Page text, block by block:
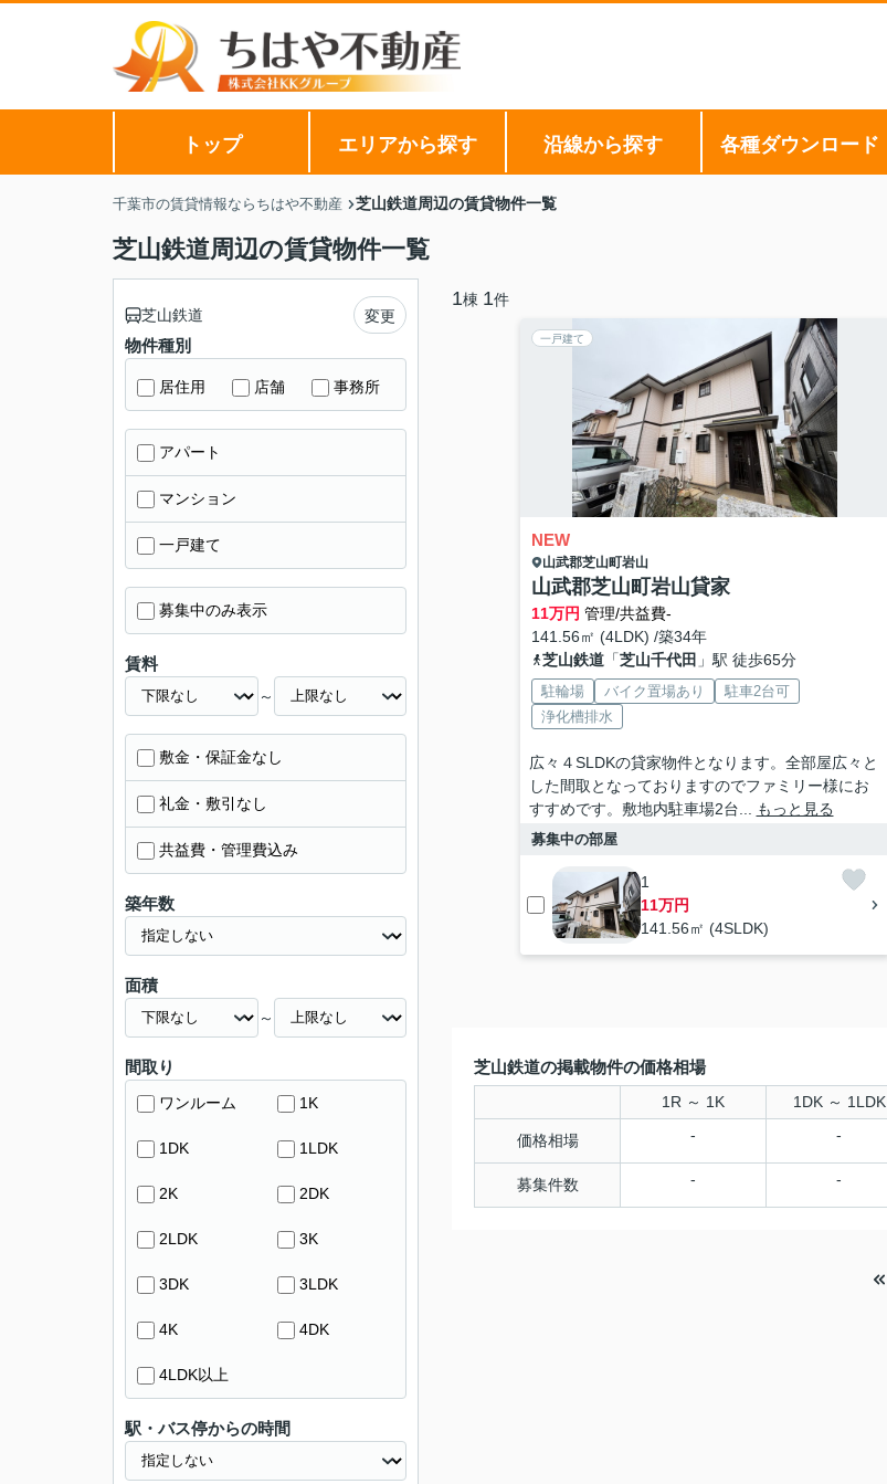
トップ エリアから探す 沿線から探す 各種ダウンロード
千葉市の賃貸情報ならちはや不動産 芝山鉄道周辺の賃貸物件一覧
芝山鉄道周辺の賃貸物件一覧
1棟 1件
一戸建て
NEW
山武郡芝山町岩山
山武郡芝山町岩山貸家
11万円 管理/共益費-
141.56㎡ (4LDK) /築34年
芝山鉄道「芝山千代田 」駅 徒歩65分
駐輪場 バイク置場あり
駐車2台可
浄化槽排水
広々４SLDKの貸家物件となります。全部屋広々と
した間取となっておりますのでファミリー様にお
すすめです。敷地内駐車場2台...
もっと見る
募集中の部屋
1
11万円
141.56㎡ (4SLDK)
芝山鉄道の掲載物件の価格相場
1R ～ 1K 1DK ～ 1LDK
価格相場 - -
募集件数 - -
芝山鉄道 変更
物件種別
居住用 店舗 事務所
アパート
マンション
一戸建て
募集中のみ表示
賃料
～
敷金・保証金なし
礼金・敷引なし
共益費・管理費込み
築年数
面積
～
間取り
ワンルーム 1K
1DK 1LDK
2K 2DK
2LDK 3K
3DK 3LDK
4K 4DK
4LDK以上
駅・バス停からの時間